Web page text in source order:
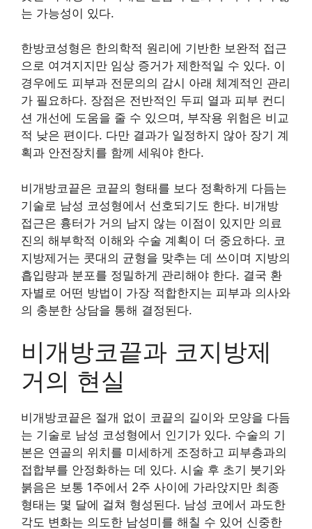
는 가능성이 있다.
한방코성형은 한의학적 원리에 기반한 보완적 접근
으로 여겨지지만 임상 증거가 제한적일 수 있다. 이
경우에도 피부과 전문의의 감시 아래 체계적인 관리
가 필요하다. 장점은 전반적인 두피 열과 피부 컨디
션 개선에 도움을 줄 수 있으며, 부작용 위험은 비교
적 낮은 편이다. 다만 결과가 일정하지 않아 장기 계
획과 안전장치를 함께 세워야 한다.
비개방코끝은 코끝의 형태를 보다 정확하게 다듬는
기술로 남성 코성형에서 선호되기도 한다. 비개방
접근은 흉터가 거의 남지 않는 이점이 있지만 의료
진의 해부학적 이해와 수술 계획이 더 중요하다. 코
지방제거는 콧대의 균형을 맞추는 데 쓰이며 지방의
흡입량과 분포를 정밀하게 관리해야 한다. 결국 환
자별로 어떤 방법이 가장 적합한지는 피부과 의사와
의 충분한 상담을 통해 결정된다.
비개방코끝과 코지방제
거의 현실
비개방코끝은 절개 없이 코끝의 길이와 모양을 다듬
는 기술로 남성 코성형에서 인기가 있다. 수술의 기
본은 연골의 위치를 미세하게 조정하고 피부층과의
접합부를 안정화하는 데 있다. 시술 후 초기 붓기와
붉음은 보통 1주에서 2주 사이에 가라앉지만 최종
형태는 몇 달에 걸쳐 형성된다. 남성 코에서 과도한
각도 변화는 의도한 남성미를 해칠 수 있어 신중한